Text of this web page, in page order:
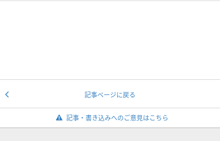
記事ページに戻る
記事・書き込みへのご意見はこちら